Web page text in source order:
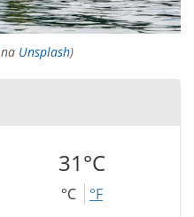
na Unsplash)
31°C
°C °F